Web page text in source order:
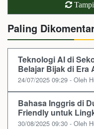
Paling
Teknologi AI di
Belajar Bijak di Era
24/07/2025 09:29 - Oleh
Bahasa Inggris di
Friendly untuk
30/08/2025 09:30 - Oleh